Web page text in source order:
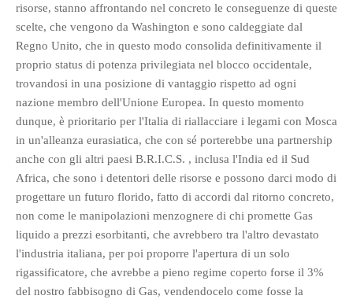
risorse, stanno affrontando nel concreto le conseguenze di queste
scelte, che vengono da Washington e sono caldeggiate dal
Regno Unito, che in questo modo consolida definitivamente il
proprio status di potenza privilegiata nel blocco occidentale,
trovandosi in una posizione di vantaggio rispetto ad ogni
nazione membro dell'Unione Europea. In questo momento
dunque, è prioritario per l'Italia di riallacciare i legami con Mosca
in un'alleanza eurasiatica, che con sé porterebbe una partnership
anche con gli altri paesi B.R.I.C.S. , inclusa l'India ed il Sud
Africa, che sono i detentori delle risorse e possono darci modo di
progettare un futuro florido, fatto di accordi dal ritorno concreto,
non come le manipolazioni menzognere di chi promette Gas
liquido a prezzi esorbitanti, che avrebbero tra l'altro devastato
l'industria italiana, per poi proporre l'apertura di un solo
rigassificatore, che avrebbe a pieno regime coperto forse il 3%
del nostro fabbisogno di Gas, vendendocelo come fosse la